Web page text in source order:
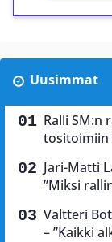
Uusimmat
Ralli SM:n
tositoimiin
Jari-Matti
”Miksi
Valtteri
– ”Kaikki